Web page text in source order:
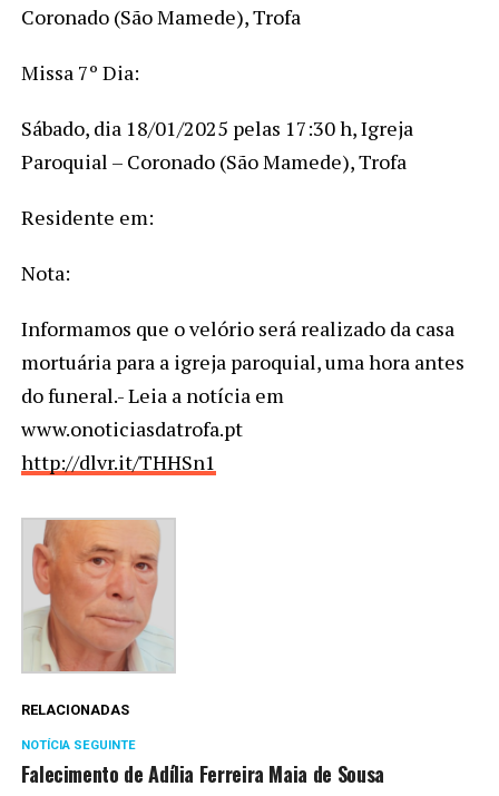
Coronado (São Mamede), Trofa
Missa 7º Dia:
Sábado, dia 18/01/2025 pelas 17:30 h, Igreja
Paroquial – Coronado (São Mamede), Trofa
Residente em:
Nota:
Informamos que o velório será realizado da casa
mortuária para a igreja paroquial, uma hora antes
do funeral.- Leia a notícia em
www.onoticiasdatrofa.pt
http://dlvr.it/THHSn1
RELACIONADAS
NOTÍCIA SEGUINTE
Falecimento de Adília Ferreira Maia de Sousa